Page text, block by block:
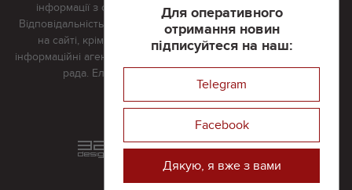
Для оперативного
отримання новин
підписуйтеся на наш:
Telegram
Facebook
Дякую, я вже з вами
інформації з сайту тільки з письмово дозволу редакції.
Відповідальність за достовірність усіх матеріалів, розміщених
на сайті, крім матеріалів, які містять посилання на інші
інформаційні агентства або інтернет-видання, несе редакційна
рада. Електронна пошта:
Реклама на сайті
Розроблений та підтримується